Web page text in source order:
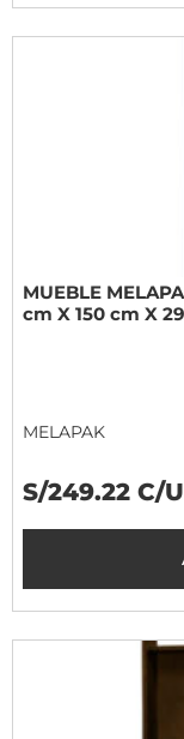
MUEBLE
cm X 150 cm X
MELAPAK
S/249.22 C/U